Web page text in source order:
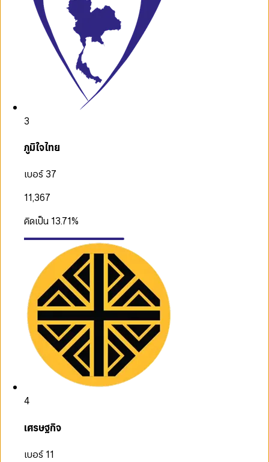
3
ภูมิใจไทย
เบอร์ 37
11,367
คิดเป็น 13.71%
4
เศรษฐกิจ
เบอร์ 11